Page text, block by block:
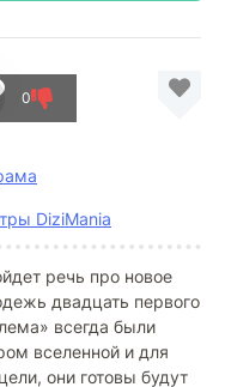
0
DiziMania
речь про новое
двадцать первого
всегда были
вселенной и для
они готовы будут